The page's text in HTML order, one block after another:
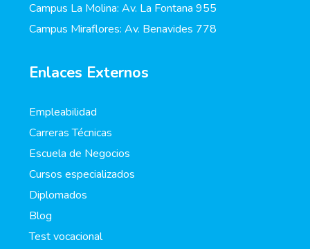
Campus La Molina: Av. La Fontana 955
Campus Miraflores: Av. Benavides 778
Enlaces Externos
Empleabilidad
Carreras Técnicas
Escuela de Negocios
Cursos especializados
Diplomados
Blog
Test vocacional